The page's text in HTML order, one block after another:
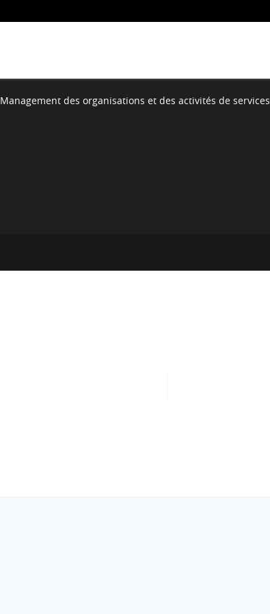
Management des organisations et des activités de services